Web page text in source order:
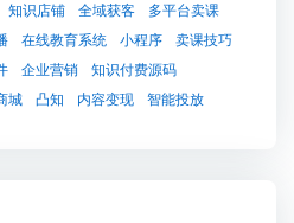
知识店铺 全域获客
多平台卖课
在线教育系统 小程序
卖课技巧
企业营销
知识付费源码
城 凸知 内容变现 智能投放